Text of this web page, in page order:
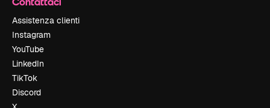
Assistenza clienti
Instagram
YouTube
LinkedIn
TikTok
Discord